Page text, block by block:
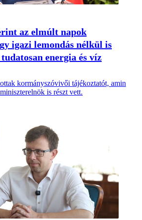
az elmúlt napok
igazi lemondás nélkül is
energia és víz
kormányszóvivői tájékoztatót, amin
is részt vett.